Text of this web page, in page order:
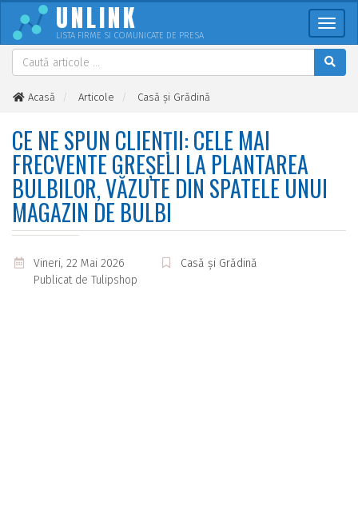
UNLINK
LISTA FIRME SI COMUNICATE DE PRESA
Acasă Articole
Casă și Grădină
CE NE SPUN CLIENȚII: CELE MAI
FRECVENTE GREȘELI LA PLANTAREA
BULBILOR, VĂZUTE DIN SPATELE UNUI
MAGAZIN DE BULBI
Vineri, 22 Mai 2026
Casă și Grădină
Publicat de Tulipshop